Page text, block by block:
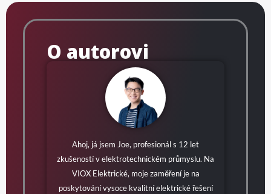
O autorovi
Ahoj, já jsem Joe, profesionál s 12 let
zkušeností v elektrotechnickém průmyslu. Na
VIOX Elektrické, moje zaměření je na
poskytování vysoce kvalitní elektrické řešení